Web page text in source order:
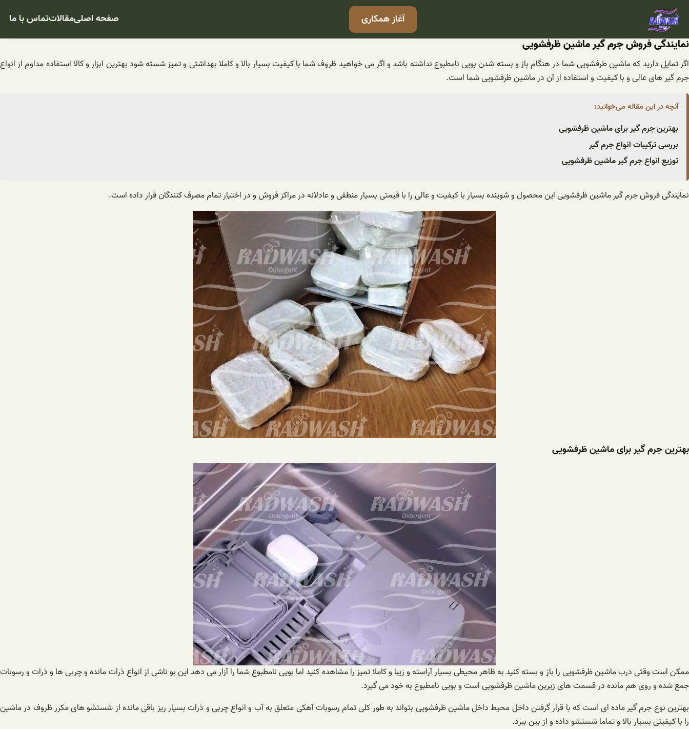
رفتن
آغاز همکاری صفحه اصلیمقالاتتماس با ما
نمایندگی فروش جرم گیر ماشین ظرفشویی
اگر تمایل دارید که ماشین طرفشویی شما در هنگام باز و بسته شدن بویی نامطبوع نداشته باشد و اگر می خواهید ظروف شما با کیفیت بسیار بالا و کاملا بهداشتی و تمیز شسته شود بهترین ابزار و کالا استفاده مداوم از انواع
جرم گیر های عالی و با کیفیت و استفاده از آن در ماشین ظرفشویی شما است.
آنچه در این مقاله می‌خوانید:
بهترین جرم گیر برای ماشین ظرفشویی
بررسی ترکیبات انواع جرم گیر
توزیع انواع جرم گیر ماشین ظرفشویی
نمایندگی فروش جرم گیر ماشین ظرفشویی این محصول و شوینده بسیار با کیفیت و عالی را با قیمتی بسیار منطقی و عادلانه در مراکز فروش و در اختیار تمام مصرف کنندگان قرار داده است.
بهترین جرم گیر برای ماشین ظرفشویی
ممکن است وقتی درب ماشین ظرفشویی را باز و بسته کنید به ظاهر محیطی بسیار آراسته و زیبا و کاملا تمیز را مشاهده کنید اما بویی نامطبوع شما را آزار می دهد این بو ناشی از انواع ذرات مانده و چربی ها و ذرات و رسوبات
جمع شده و روی هم مانده در قسمت های زیرین ماشین ظرفشویی است و بویی نامطبوع به خود می گیرد.
بهترین نوع جرم گیر ماده ای است که با قرار گرفتن داخل محیط داخل ماشین ظرفشویی بتواند به طور کلی تمام رسوبات آهکی متعلق به آب و انواع چربی و ذرات بسیار ریز باقی مانده از شستشو های مکرر ظروف در ماشین
را با کیفیتی بسیار بالا و تماما شستشو داده و از بین ببرد.